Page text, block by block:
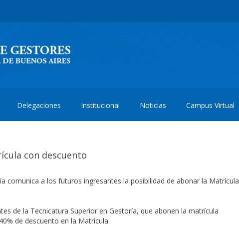
Delegaciones Institucional Noticias Campus Virtual
con descuento
comunica a los futuros ingresantes la posibilidad de abonar la Matrícula
de la Tecnicatura Superior en Gestoría, que abonen la matrícula
de descuento en la Matrícula.